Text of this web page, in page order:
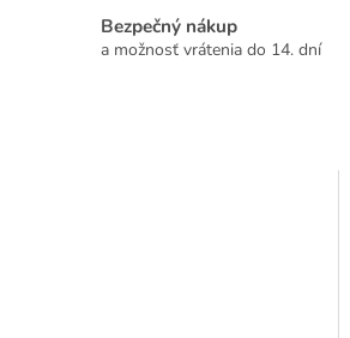
Bezpečný nákup
a možnosť vrátenia do 14. dní